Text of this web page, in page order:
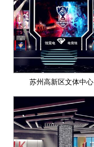
苏州高新区文体中心